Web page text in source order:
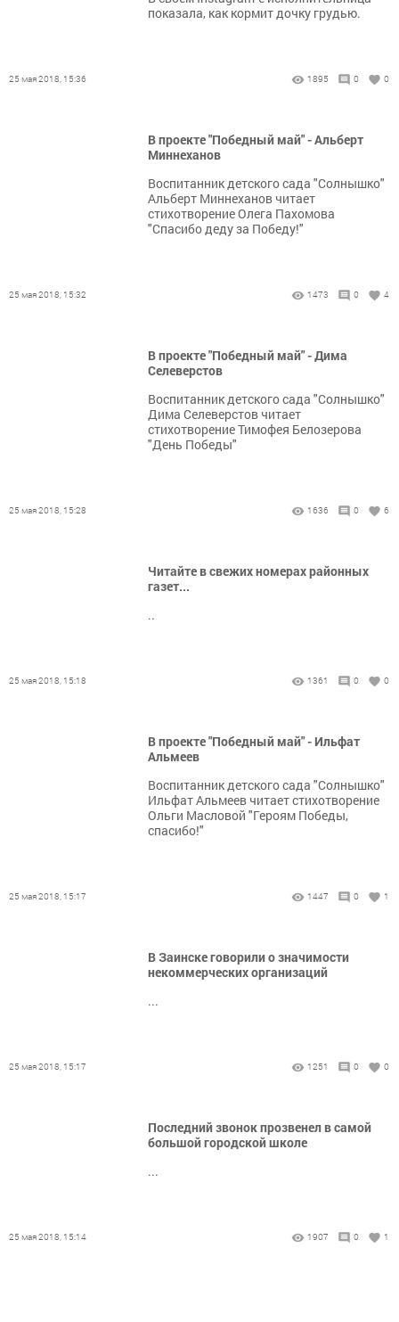
показала, как кормит дочку грудью.
25 мая 2018, 15:36 1895 0 0
В проекте "Победный май" - Альберт
Миннеханов
Воспитанник детского сада "Солнышко"
Альберт Миннеханов читает
стихотворение Олега Пахомова
"Спасибо деду за Победу!"
25 мая 2018, 15:32 1473 0 4
В проекте "Победный май" - Дима
Селеверстов
Воспитанник детского сада "Солнышко"
Дима Селеверстов читает
стихотворение Тимофея Белозерова
"День Победы"
25 мая 2018, 15:28 1636 0 6
Читайте в свежих номерах районных
газет...
..
25 мая 2018, 15:18 1361 0 0
В проекте "Победный май" - Ильфат
Альмеев
Воспитанник детского сада "Солнышко"
Ильфат Альмеев читает стихотворение
Ольги Масловой "Героям Победы,
спасибо!"
25 мая 2018, 15:17 1447 0 1
В Заинске говорили о значимости
некоммерческих организаций
...
25 мая 2018, 15:17 1251 0 0
Последний звонок прозвенел в самой
большой городской школе
...
25 мая 2018, 15:14 1907 0 1